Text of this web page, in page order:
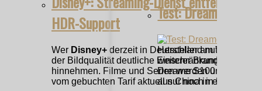
HDR-Support
Wer Disney+ derzeit in Deutschland nutzt, muss
der Bildqualität deutliche Einschränkungen
hinnehmen. Filme und Serien werden unabhängig
vom gebuchten Tarif aktuell nur noch in Full HD...
Test: Dreame S100
Hersteller am TV-Markt,
weiterer Brand, ist im
Dreame S100 dringt
aus China in einen...